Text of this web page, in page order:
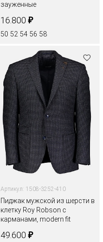
зауженные
16.800 ₽
50 52 54 56 58
Артикул: 1508-3252-410
Пиджак мужской из шерсти в
клетку Roy Robson с
карманами, modern fit
49.600 ₽